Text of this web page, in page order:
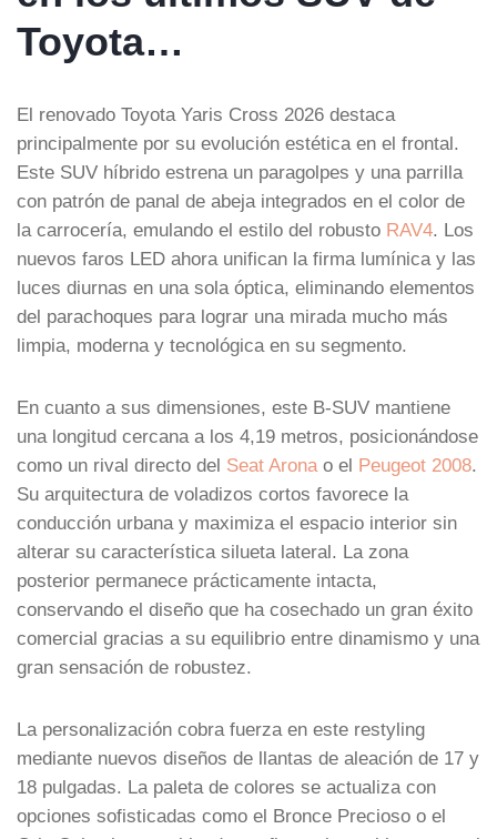
Toyota…
El renovado Toyota Yaris Cross 2026 destaca
principalmente por su evolución estética en el frontal.
Este SUV híbrido estrena un paragolpes y una parrilla
con patrón de panal de abeja integrados en el color de
la carrocería, emulando el estilo del robusto RAV4. Los
nuevos faros LED ahora unifican la firma lumínica y las
luces diurnas en una sola óptica, eliminando elementos
del parachoques para lograr una mirada mucho más
limpia, moderna y tecnológica en su segmento.
En cuanto a sus dimensiones, este B-SUV mantiene
una longitud cercana a los 4,19 metros, posicionándose
como un rival directo del Seat Arona o el Peugeot 2008.
Su arquitectura de voladizos cortos favorece la
conducción urbana y maximiza el espacio interior sin
alterar su característica silueta lateral. La zona
posterior permanece prácticamente intacta,
conservando el diseño que ha cosechado un gran éxito
comercial gracias a su equilibrio entre dinamismo y una
gran sensación de robustez.
La personalización cobra fuerza en este restyling
mediante nuevos diseños de llantas de aleación de 17 y
18 pulgadas. La paleta de colores se actualiza con
opciones sofisticadas como el Bronce Precioso o el